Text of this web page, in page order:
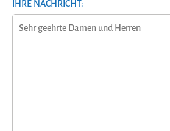
IHRE NACHRICHT: